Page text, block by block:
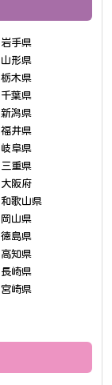
岩手県
山形県
栃木県
千葉県
新潟県
福井県
岐阜県
三重県
大阪府
和歌山県
岡山県
徳島県
高知県
長崎県
宮崎県